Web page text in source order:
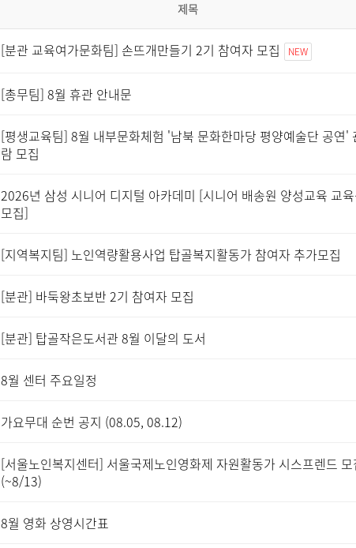
제목
[분관 교육여가문화팀] 손뜨개만들기 2기 참여자 모집 NEW
[총무팀] 8월 휴관 안내문
[평생교육팀] 8월 내부문화체험 '남북 문화한마당 평양예술단 공연'
람 모집
2026년 삼성 시니어 디지털 아카데미 [시니어 배송원 양성교육 교
모집]
[지역복지팀] 노인역량활용사업 탑골복지활동가 참여자 추가모집
[분관] 바둑왕초보반 2기 참여자 모집
[분관] 탑골작은도서관 8월 이달의 도서
8월 센터 주요일정
가요무대 순번 공지 (08.05, 08.12)
[서울노인복지센터] 서울국제노인영화제 자원활동가 시스프렌드
(~8/13)
8월 영화 상영시간표